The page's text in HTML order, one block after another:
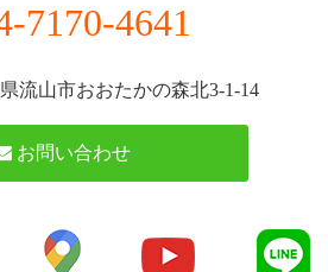
7170-4641
流山市おおたかの森北3-1-14
お問い合わせ